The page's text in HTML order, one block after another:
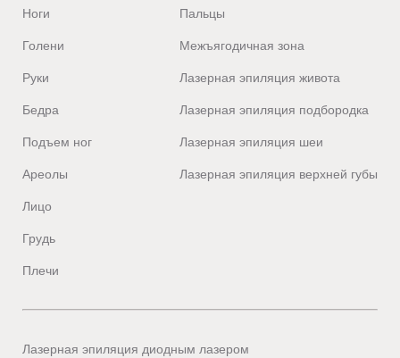
Ноги
Голени
Руки
Бедра
Подъем ног
Ареолы
Лицо
Грудь
Плечи
Пальцы
Межъягодичная зона
Лазерная эпиляция живота
Лазерная эпиляция подбородка
Лазерная эпиляция шеи
Лазерная эпиляция верхней губы
Лазерная эпиляция диодным лазером